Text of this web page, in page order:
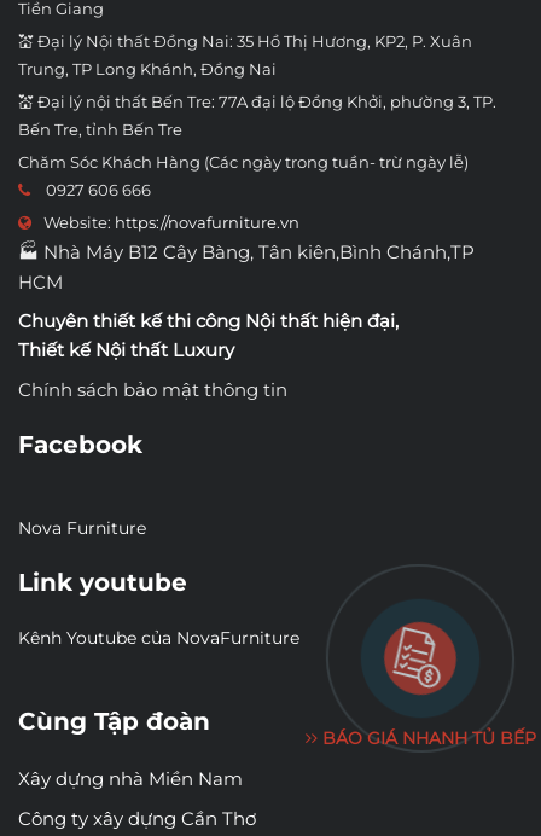
BÁO GIÁ NHANH TỦ BẾP
Tiền Giang
💒 Đại lý Nội thất Đồng Nai: 35 Hồ Thị Hương, KP2, P. Xuân
Trung, TP Long Khánh, Đồng Nai
💒 Đại lý nội thất Bến Tre: 77A đại lộ Đồng Khởi, phường 3, TP.
Bến Tre, tỉnh Bến Tre
Chăm Sóc Khách Hàng (Các ngày trong tuần- trừ ngày lễ)
0927 606 666
Website: https://novafurniture.vn
🏭 Nhà Máy B12 Cây Bàng, Tân kiên,Bình Chánh,TP
HCM
Chuyên thiết kế thi công Nội thất hiện đại,
Thiết kế Nội thất Luxury
Chính sách bảo mật thông tin
Facebook
Nova Furniture
Link youtube
Kênh Youtube của NovaFurniture
Cùng Tập đoàn
Xây dựng nhà Miền Nam
Công ty xây dựng Cần Thơ